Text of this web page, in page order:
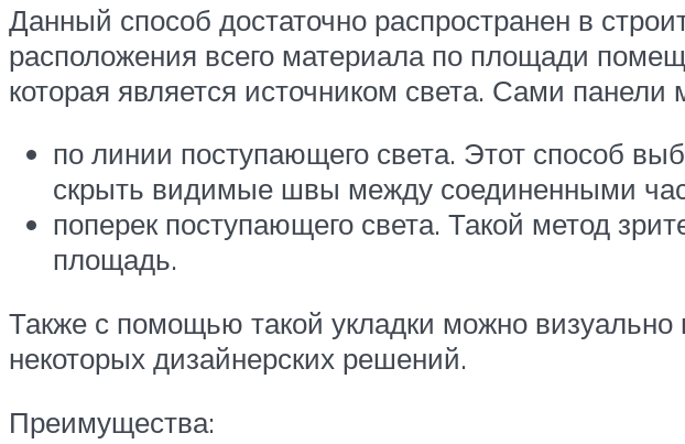
Данный способ достаточно распространен в
расположения всего материала по площади
которая является источником света. Сами
по линии поступающего света. Этот способ
скрыть видимые швы между соединенными
поперек поступающего света. Такой метод
площадь.
Также с помощью такой укладки можно
некоторых дизайнерских решений.
Преимущества: